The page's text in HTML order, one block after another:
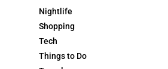
Nightlife
Shopping
Tech
Things to Do